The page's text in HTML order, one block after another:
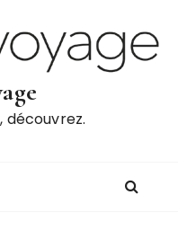
découvrez.